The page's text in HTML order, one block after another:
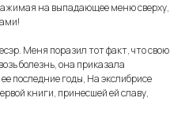
на выпадающее меню сверху,
Меня поразил тот факт, что свою
болезнь, она приказала
последние годы, На экслибрисе
книги, принесшей ей славу,